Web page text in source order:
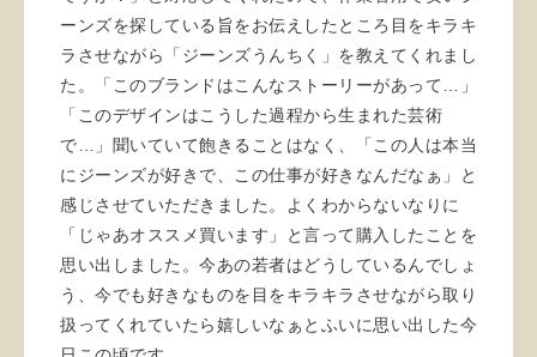
ーンズを探している旨をお伝えしたところ目をキラキ
ラさせながら「ジーンズうんちく」を教えてくれまし
た。「このブランドはこんなストーリーがあって…」
「このデザインはこうした過程から生まれた芸術
で…」聞いていて飽きることはなく、「この人は本当
にジーンズが好きで、この仕事が好きなんだなぁ」と
感じさせていただきました。よくわからないなりに
「じゃあオススメ買います」と言って購入したことを
思い出しました。今あの若者はどうしているんでしょ
う、今でも好きなものを目をキラキラさせながら取り
扱ってくれていたら嬉しいなぁとふいに思い出した今